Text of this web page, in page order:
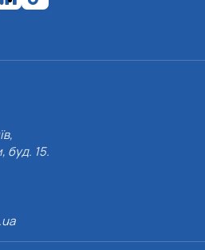
буд. 15.